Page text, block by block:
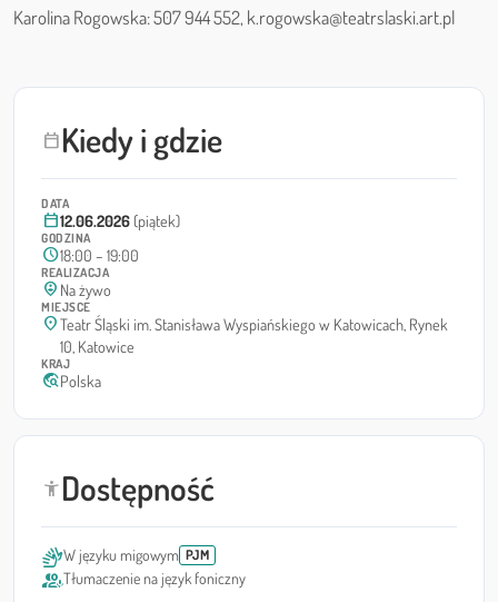
calendar_todayKiedy i gdzie
DATA
calendar_today12.06.2026 (piątek)
GODZINA
schedule18:00 – 19:00
REALIZACJA
person_pin_circle Na żywo
MIEJSCE
location_onTeatr Śląski im. Stanisława Wyspiańskiego w Katowicach, Rynek
10, Katowice
KRAJ
travel_explorePolska
accessibility_newDostępność
sign_languageW języku migowym PJM
interpreter_modeTłumaczenie na język foniczny
Karolina Rogowska: 507 944 552, k.rogowska@teatrslaski.art.pl